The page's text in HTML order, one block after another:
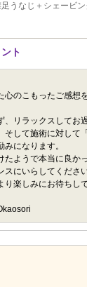
うなじ＋シェービ
ト
心のこもったご感想
、リラックスしてお
そして施術に対して
になります。
たようで本当に良か
にいらしてください
楽しみにお待ちし